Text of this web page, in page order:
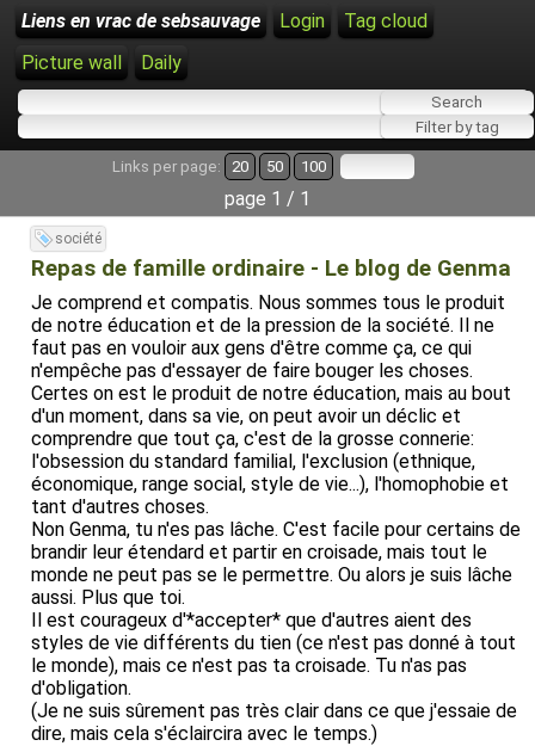
Liens en vrac de sebsauvage Login
Tag cloud
Picture wall
Daily
Links per page: 20 50 100
page 1 / 1
société
Repas de famille ordinaire - Le blog de Genma
Je comprend et compatis. Nous sommes tous le produit
de notre éducation et de la pression de la société. Il ne
faut pas en vouloir aux gens d'être comme ça, ce qui
n'empêche pas d'essayer de faire bouger les choses.
Certes on est le produit de notre éducation, mais au bout
d'un moment, dans sa vie, on peut avoir un déclic et
comprendre que tout ça, c'est de la grosse connerie:
l'obsession du standard familial, l'exclusion (ethnique,
économique, range social, style de vie...), l'homophobie et
tant d'autres choses.
Non Genma, tu n'es pas lâche. C'est facile pour certains de
brandir leur étendard et partir en croisade, mais tout le
monde ne peut pas se le permettre. Ou alors je suis lâche
aussi. Plus que toi.
Il est courageux d'*accepter* que d'autres aient des
styles de vie différents du tien (ce n'est pas donné à tout
le monde), mais ce n'est pas ta croisade. Tu n'as pas
d'obligation.
(Je ne suis sûrement pas très clair dans ce que j'essaie de
dire, mais cela s'éclaircira avec le temps.)